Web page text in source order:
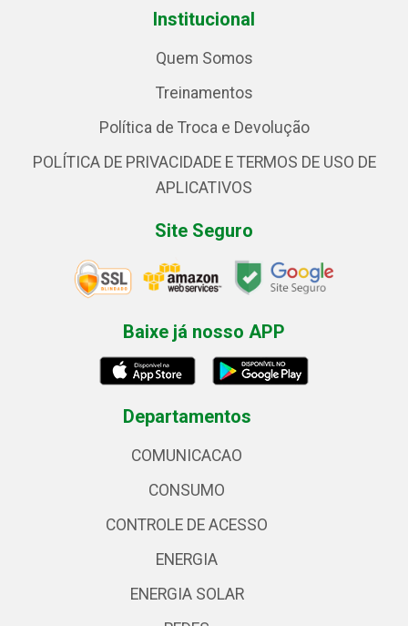
Institucional
Quem Somos
Treinamentos
Política de Troca e Devolução
POLÍTICA DE PRIVACIDADE E TERMOS DE USO DE
APLICATIVOS
Site Seguro
Baixe já nosso APP
Departamentos
COMUNICACAO
CONSUMO
CONTROLE DE ACESSO
ENERGIA
ENERGIA SOLAR